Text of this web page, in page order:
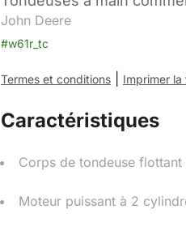
John Deere
#w61r_tc
Termes et conditions Imprimer
Caractéristiques
Corps de tondeuse flottant
Moteur puissant à 2